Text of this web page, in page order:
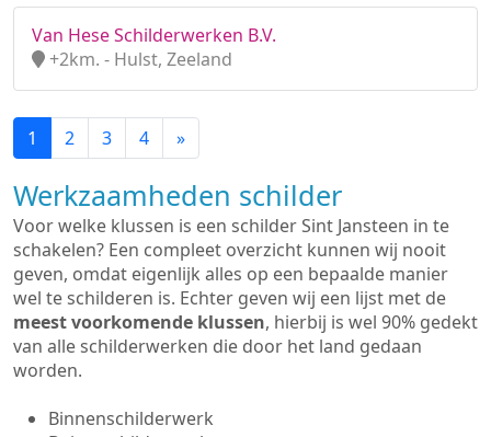
Van Hese Schilderwerken B.V.
+2km. - Hulst, Zeeland
1 2 3 4 »
Werkzaamheden schilder
Voor welke klussen is een schilder Sint Jansteen in te
schakelen? Een compleet overzicht kunnen wij nooit
geven, omdat eigenlijk alles op een bepaalde manier
wel te schilderen is. Echter geven wij een lijst met de
meest voorkomende klussen, hierbij is wel 90% gedekt
van alle schilderwerken die door het land gedaan
worden.
Binnenschilderwerk